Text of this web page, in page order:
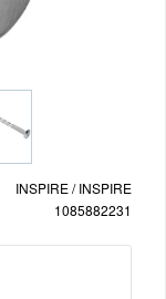
INSPIRE / INSPIRE
1085882231